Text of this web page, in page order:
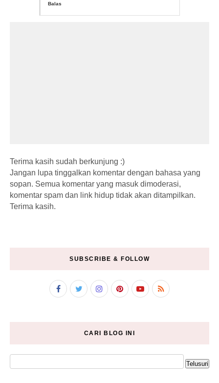
Balas
Terima kasih sudah berkunjung :)
Jangan lupa tinggalkan komentar dengan bahasa yang
sopan. Semua komentar yang masuk dimoderasi,
komentar spam dan link hidup tidak akan ditampilkan.
Terima kasih.
SUBSCRIBE & FOLLOW
CARI BLOG INI